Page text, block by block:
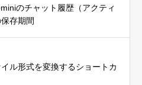
のチャット履歴（アクティ
存期間
ル形式を変換するショートカ